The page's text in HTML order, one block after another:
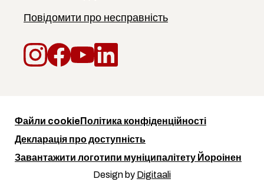
Повідомити про несправність
Instagram
Facebook
YouTube
LinkedIn
Файли cookie Політика конфіденційності
Декларація про доступність
Завантажити логотипи муніципалітету Йороінен
Design by Digitaali